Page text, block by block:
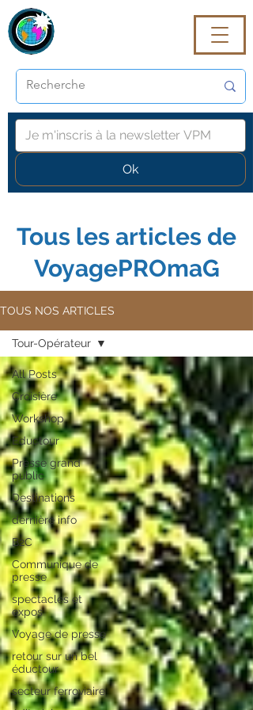
Ok
Tous les articles de
VoyagePROmaG
TOUS NOS ARTICLES
All Posts
Croisière
Workshop
Eductour
Presse grand
public
Destinations
dernière info
B2C
Communique de
presse
spectacles et
expos
Voyage de presse
retour sur un bel
éductour
secteur ferroviaire
Tour-Opérateur